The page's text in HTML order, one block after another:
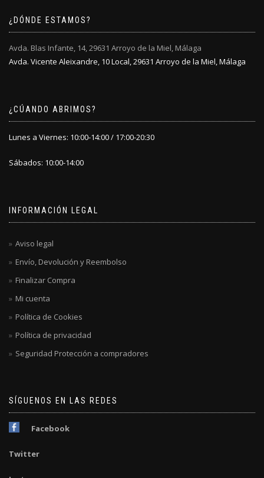
¿DÓNDE ESTAMOS?
Avda. Blas Infante, 14, 29631 Arroyo de la Miel, Málaga
Avda. Vicente Aleixandre, 10 Local, 29631 Arroyo de la Miel, Málaga
¿CÚANDO ABRIMOS?
Lunes a Viernes: 10:00-14:00 / 17:00-20:30
Sábados: 10:00-14:00
INFORMACIÓN LEGAL
Aviso legal
Envío, Devolución y Reembolso
Finalizar Compra
Mi cuenta
Política de Cookies
Política de privacidad
Seguridad Protección a compradores
SÍGUENOS EN LAS REDES
Facebook
Twitter